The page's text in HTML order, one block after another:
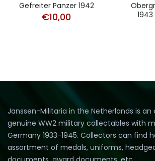
Gefreiter Panzer 1942
€10,00
Janssen-Militaria in the Netherlands is an
genuine WW2 military collectables with
Germany 1933-1945. Collectors can find
assortment of medals, uniforms,